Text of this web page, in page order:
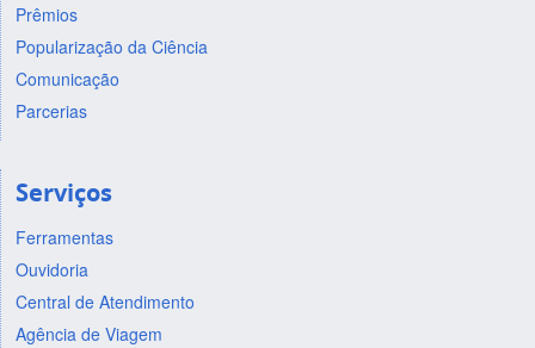
Prêmios
Popularização da Ciência
Comunicação
Parcerias
Serviços
Ferramentas
Ouvidoria
Central de Atendimento
Agência de Viagem